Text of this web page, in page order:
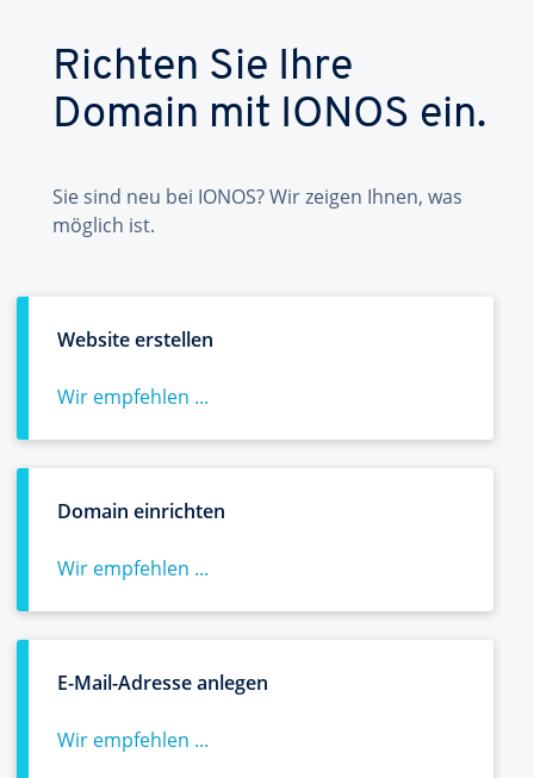
Richten Sie Ihre
Domain mit IONOS ein.
Sie sind neu bei IONOS? Wir zeigen Ihnen, was
möglich ist.
Website erstellen
Wir empfehlen ...
Domain einrichten
Wir empfehlen ...
E-Mail-Adresse anlegen
Wir empfehlen ...